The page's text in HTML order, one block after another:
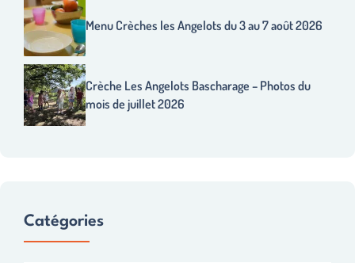
Menu Crèches les Angelots du 3 au 7 août 2026
Crèche Les Angelots Bascharage – Photos du
mois de juillet 2026
Catégories